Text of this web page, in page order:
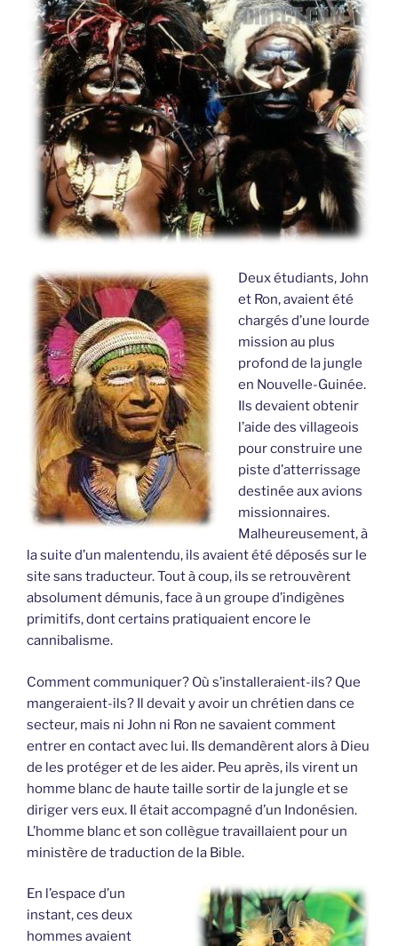
Deux étudiants, John
et Ron, avaient été
chargés d’une lourde
mission au plus
profond de la jungle
en Nouvelle-Guinée.
Ils devaient obtenir
l’aide des villageois
pour construire une
piste d’atterrissage
destinée aux avions
missionnaires.
Malheureusement, à
la suite d’un malentendu, ils avaient été déposés sur le
site sans traducteur. Tout à coup, ils se retrouvèrent
absolument démunis, face à un groupe d’indigènes
primitifs, dont certains pratiquaient encore le
cannibalisme.
Comment communiquer? Où s’installeraient-ils? Que
mangeraient-ils? Il devait y avoir un chrétien dans ce
secteur, mais ni John ni Ron ne savaient comment
entrer en contact avec lui. Ils demandèrent alors à Dieu
de les protéger et de les aider. Peu après, ils virent un
homme blanc de haute taille sortir de la jungle et se
diriger vers eux. Il était accompagné d’un Indonésien.
L’homme blanc et son collègue travaillaient pour un
ministère de traduction de la Bible.
En l’espace d’un
instant, ces deux
hommes avaient